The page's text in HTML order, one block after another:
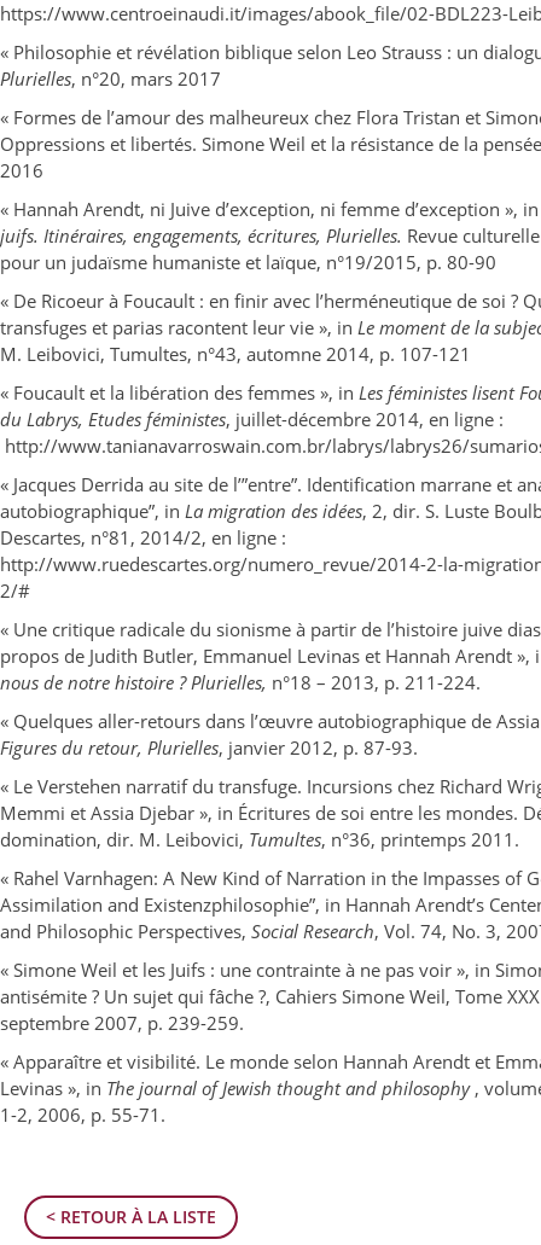
< RETOUR À LA LISTE
https://www.centroeinaudi.it/images/abook_file/02-BDL223-
« Philosophie et révélation biblique selon Leo Strauss : un
Plurielles, n°20, mars 2017
« Formes de l’amour des malheureux chez Flora Tristan et
Oppressions et libertés. Simone Weil et la résistance de la
2016
« Hannah Arendt, ni Juive d’exception, ni femme d’exception »,
juifs. Itinéraires, engagements, écritures, Plurielles. Revue
pour un judaïsme humaniste et laïque, n°19/2015, p. 80-90
« De Ricoeur à Foucault : en finir avec l’herméneutique de soi ?
transfuges et parias racontent leur vie », in Le moment de la
M. Leibovici, Tumultes, n°43, automne 2014, p. 107-121
« Foucault et la libération des femmes », in Les féministes lisent
du Labrys, Etudes féministes, juillet-décembre 2014, en ligne :
http://www.tanianavarroswain.com.br/labrys/labrys26/
« Jacques Derrida au site de l’”entre”. Identification marrane et
autobiographique”, in La migration des idées, 2, dir. S. Luste
Descartes, n°81, 2014/2, en ligne :
http://www.ruedescartes.org/numero_revue/2014-2-la-
2/#
« Une critique radicale du sionisme à partir de l’histoire juive
propos de Judith Butler, Emmanuel Levinas et Hannah Arendt »,
nous de notre histoire ? Plurielles, n°18 – 2013, p. 211-224.
« Quelques aller-retours dans l’œuvre autobiographique de
Figures du retour, Plurielles, janvier 2012, p. 87-93.
« Le Verstehen narratif du transfuge. Incursions chez Richard
Memmi et Assia Djebar », in Écritures de soi entre les mondes.
domination, dir. M. Leibovici, Tumultes, n°36, printemps 2011.
« Rahel Varnhagen: A New Kind of Narration in the Impasses of
Assimilation and Existenzphilosophie”, in Hannah Arendt’s
and Philosophic Perspectives, Social Research, Vol. 74, No. 3,
« Simone Weil et les Juifs : une contrainte à ne pas voir », in
antisémite ? Un sujet qui fâche ?, Cahiers Simone Weil, Tome
septembre 2007, p. 239-259.
« Apparaître et visibilité. Le monde selon Hannah Arendt et
Levinas », in The journal of Jewish thought and philosophy,
1-2, 2006, p. 55-71.